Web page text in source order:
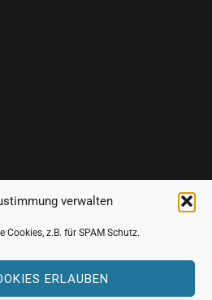
verwalten
Cookies, z.B. für SPAM Schutz.
ERLAUBEN